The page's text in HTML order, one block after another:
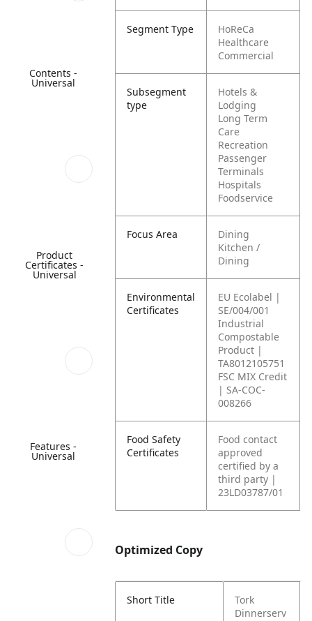
Contents -
Universal
Product
Certificates -
Universal
Features -
Universal
Segment Type
HoReCa
Healthcare
Commercial
Subsegment
type
Hotels &
Lodging
Long Term
Care
Recreation
Passenger
Terminals
Hospitals
Foodservice
Focus Area
Dining
Kitchen /
Dining
Environmental
Certificates
EU Ecolabel |
SE/004/001
Industrial
Compostable
Product |
TA8012105751
FSC MIX Credit
| SA-COC-
008266
Food Safety
Certificates
Food contact
approved
certified by a
third party |
23LD03787/01
Optimized Copy
Short Title
Tork
Dinnerserv